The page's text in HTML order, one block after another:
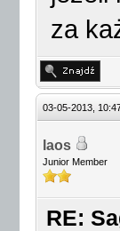
za
03-05-2013,
laos
Junior Member
RE: